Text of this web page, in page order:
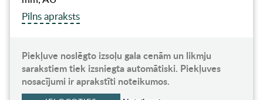
Pilns apraksts
Piekļuve noslēgto izsoļu gala cenām un likmju
sarakstiem tiek izsniegta automātiski. Piekļuves
nosacījumi ir aprakstīti noteikumos.